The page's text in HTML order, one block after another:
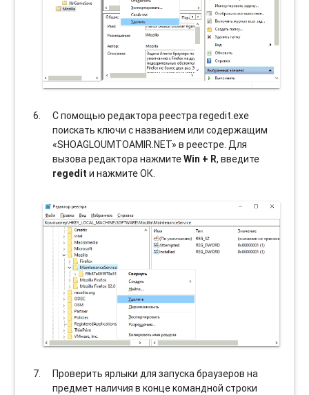
С помощью редактора реестра regedit.exe
поискать ключи с названием или содержащим
«SHOAGLOUMTOAMIR.NET» в реестре. Для
вызова редактора нажмитеWin + R, введите
regedit и нажмите ОК.
Проверить ярлыки для запуска браузеров на
предмет наличия в конце командной строки